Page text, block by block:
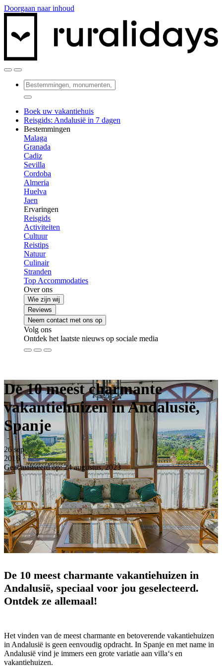
Doorgaan naar inhoud
Boek uw vakantiehuis
Reisgids: Andalusië in 7 dagen
Bestemmingen
Malaga
Granada
Cadiz
Sevilla
Cordoba
Almeria
Huelva
Jaen
Ervaringen
Reisgids
Activiteiten
Cultuur
Reistips
Natuur
Culinair
Stranden
Top Accommodaties
Over ons
Wie zijn wij
Reviews
Neem contact met ons op
Volg ons
Ontdek het laatste nieuws op sociale media
De 10 meest charmante
vakantiehuizen in Andalusië,
Spanje
26 sep
2016
Geactualiseerd op: 24 augustus, 2023
De 10 meest charmante vakantiehuizen in
Andalusië, speciaal voor jou geselecteerd.
Ontdek ze allemaal!
Het vinden van de meest charmante en betoverende vakantiehuizen
in Andalusië is geen eenvoudig opdracht. In Spanje en met name in
Andalusië vind je immers een grote variatie aan villa‘s en
vakantiehuizen.